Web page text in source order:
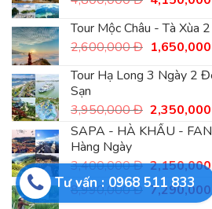
Đ.
là:
4,800,000
Đ.
Tour Mộc Châu - Tà Xùa
2,600,000Đ Giá
là:
Đ.
1,650,000
Tour Hạ Long 3 Ngày 2
Sạn
3,950,000Đ Giá
gốc
là:
Đ.
2,350,000
SAPA - HÀ KHẨU -
Hàng Ngày
3,400,000Đ Giá
gốc
là:
2,150,000
8,990,000Đ Giá
gốc
7,290,000
Tư vấn : 0968 511 833